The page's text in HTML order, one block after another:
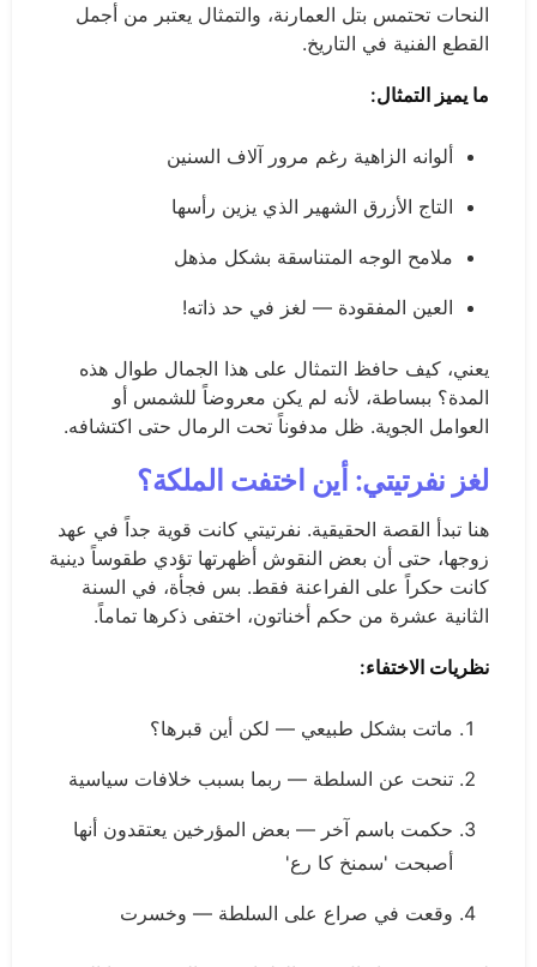
النحات تحتمس بتل العمارنة، والتمثال يعتبر من أجمل
القطع الفنية في التاريخ.
ما يميز التمثال:
ألوانه الزاهية رغم مرور آلاف السنين
التاج الأزرق الشهير الذي يزين رأسها
ملامح الوجه المتناسقة بشكل مذهل
العين المفقودة — لغز في حد ذاته!
يعني، كيف حافظ التمثال على هذا الجمال طوال هذه
المدة؟ ببساطة، لأنه لم يكن معروضاً للشمس أو
العوامل الجوية. ظل مدفوناً تحت الرمال حتى اكتشافه.
لغز نفرتيتي: أين اختفت الملكة؟
هنا تبدأ القصة الحقيقية. نفرتيتي كانت قوية جداً في عهد
زوجها، حتى أن بعض النقوش أظهرتها تؤدي طقوساً دينية
كانت حكراً على الفراعنة فقط. بس فجأة، في السنة
الثانية عشرة من حكم أخناتون، اختفى ذكرها تماماً.
نظريات الاختفاء:
ماتت بشكل طبيعي — لكن أين قبرها؟
تنحت عن السلطة — ربما بسبب خلافات سياسية
حكمت باسم آخر — بعض المؤرخين يعتقدون أنها
أصبحت 'سمنخ كا رع'
وقعت في صراع على السلطة — وخسرت